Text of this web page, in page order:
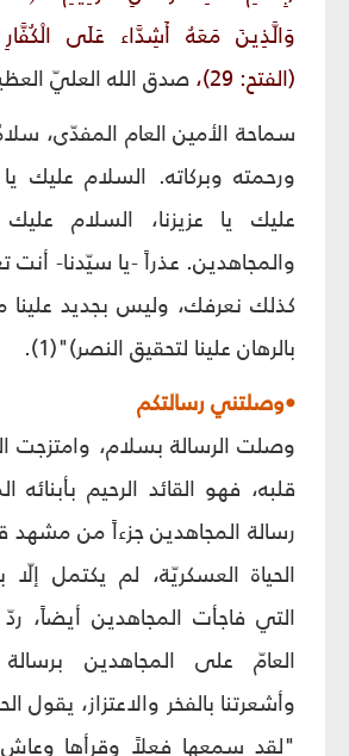
وَالَّذِينَ مَعَهُ أَشِدَّاء عَلَى
(الفتح: 29)،
صدق الله العليّ
سماحة الأمين العام المفدّى،
ورحمته وبركاته. السلام عليك يا
عليك يا عزيزنا، السلام عليك
والمجاهدين. عذراً -يا سيّدنا- أنت
كذلك نعرفك، وليس بجديد
بالرهان علينا لتحقيق النصر)"(1).
•وصلتني رسالتكم
وصلت الرسالة بسلام، وامتزجت
قلبه، فهو القائد الرحيم بأبنائه
رسالة المجاهدين جزءاً من
الحياة العسكريّة، لم يكتمل إلّا
التي فاجأت المجاهدين أيضاً،
العامّ على المجاهدين
وأشعرتنا بالفخر والاعتزاز، يقول
"لقد سمعها فعلاً وقرأها وعاش